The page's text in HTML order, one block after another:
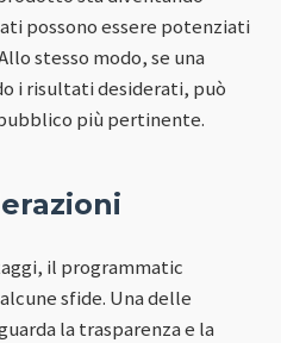
possono essere potenziati
stesso modo, se una
i risultati desiderati, può
più pertinente.
il programmatic
sfide. Una delle
la trasparenza e la